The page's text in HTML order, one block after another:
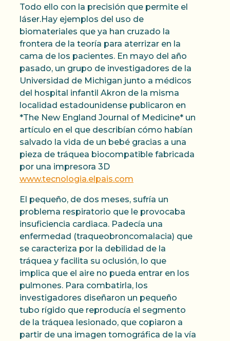
Todo ello con la precisión que permite el
láser.Hay ejemplos del uso de
biomateriales que ya han cruzado la
frontera de la teoría para aterrizar en la
cama de los pacientes. En mayo del año
pasado, un grupo de investigadores de la
Universidad de Michigan junto a médicos
del hospital infantil Akron de la misma
localidad estadounidense publicaron en
*The New England Journal of Medicine* un
artículo en el que describían cómo habían
salvado la vida de un bebé gracias a una
pieza de tráquea biocompatible fabricada
por una impresora 3D
www.tecnologia.elpais.com
El pequeño, de dos meses, sufría un
problema respiratorio que le provocaba
insuficiencia cardiaca. Padecía una
enfermedad (traqueobroncomalacia) que
se caracteriza por la debilidad de la
tráquea y facilita su oclusión, lo que
implica que el aire no pueda entrar en los
pulmones. Para combatirla, los
investigadores diseñaron un pequeño
tubo rígido que reproducía el segmento
de la tráquea lesionado, que copiaron a
partir de una imagen tomográfica de la vía